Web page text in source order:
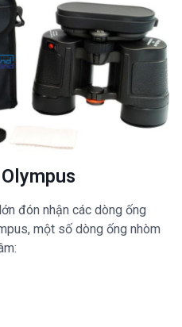
đón nhận các dòng ống
một số dòng ống nhòm